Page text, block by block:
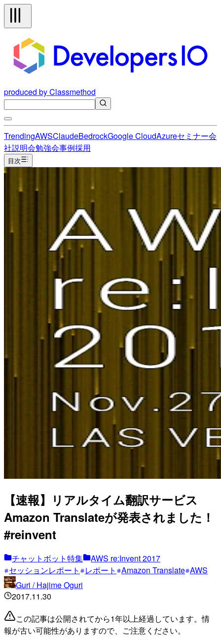
produced by Classmethod
TrendingAWSClaudeBedrockGoogle CloudAzureセミナー会
社説明会勉強会事例採用
目次
【速報】リアルタイム翻訳サービス
Amazon Translateが発表されました！
#reinvent
チャットボット特集
AWS re:Invent 2017
セッションレポート
レポート Amazon Translate AWS
Guri / Hajime Oguri
2017.11.30
この記事は公開されてから1年以上経過しています。情
報が古い可能性がありますので、ご注意ください。